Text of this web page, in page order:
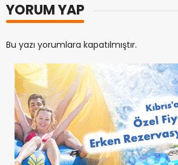
YORUM YAP
Bu yazı yorumlara kapatılmıştır.